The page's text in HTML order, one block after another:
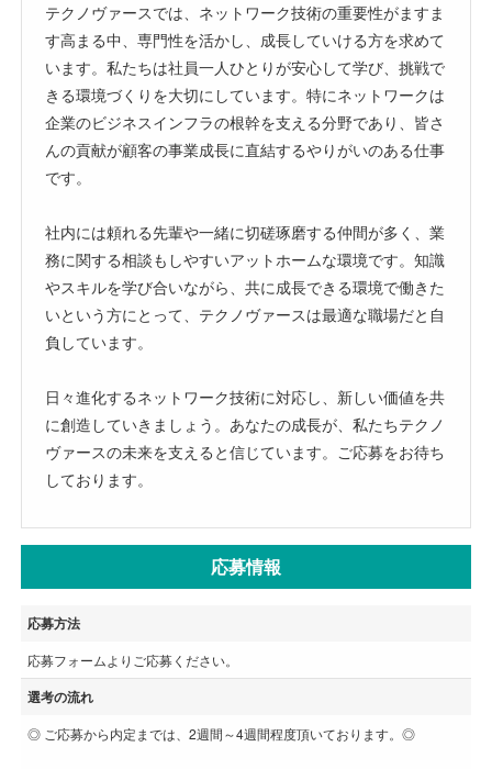
テクノヴァースでは、ネットワーク技術の重要性がますま
す高まる中、専門性を活かし、成長していける方を求めて
います。私たちは社員一人ひとりが安心して学び、挑戦で
きる環境づくりを大切にしています。特にネットワークは
企業のビジネスインフラの根幹を支える分野であり、皆さ
んの貢献が顧客の事業成長に直結するやりがいのある仕事
です。
社内には頼れる先輩や一緒に切磋琢磨する仲間が多く、業
務に関する相談もしやすいアットホームな環境です。知識
やスキルを学び合いながら、共に成長できる環境で働きた
いという方にとって、テクノヴァースは最適な職場だと自
負しています。
日々進化するネットワーク技術に対応し、新しい価値を共
に創造していきましょう。あなたの成長が、私たちテクノ
ヴァースの未来を支えると信じています。ご応募をお待ち
しております。
応募情報
応募方法
応募フォームよりご応募ください。
選考の流れ
◎ ご応募から内定までは、2週間～4週間程度頂いております。◎